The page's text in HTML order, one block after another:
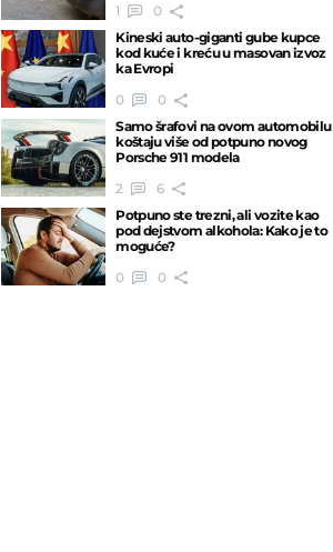
1
0
Kineski auto-giganti gube kupce
kod kuće i kreću u masovan izvoz
ka Evropi
0
0
Samo šrafovi na ovom automobilu
koštaju više od potpuno novog
Porsche 911 modela
2
6
Potpuno ste trezni, ali vozite kao
pod dejstvom alkohola: Kako je to
moguće?
0
0